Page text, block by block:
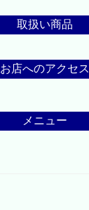
取扱い商品
お店へのアクセス
メニュー